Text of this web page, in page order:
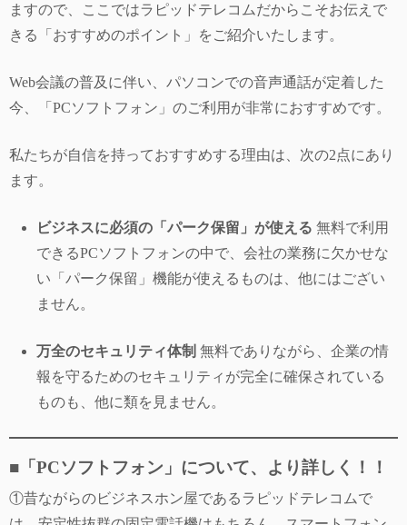
ますので、ここではラピッドテレコムだからこそお伝えで
きる「おすすめのポイント」をご紹介いたします。
Web会議の普及に伴い、パソコンでの音声通話が定着した
今、「PCソフトフォン」のご利用が非常におすすめです。
私たちが自信を持っておすすめする理由は、次の2点にあり
ます。
ビジネスに必須の「パーク保留」が使える 無料で利用
できるPCソフトフォンの中で、会社の業務に欠かせな
い「パーク保留」機能が使えるものは、他にはござい
ません。
万全のセキュリティ体制 無料でありながら、企業の情
報を守るためのセキュリティが完全に確保されている
ものも、他に類を見ません。
■ 「PCソフトフォン」について、より詳しく！！
①昔ながらのビジネスホン屋であるラピッドテレコムで